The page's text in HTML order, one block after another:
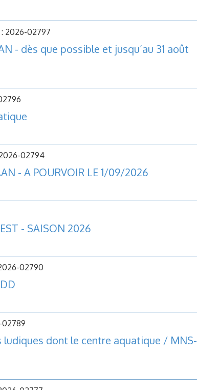
2026-02797
- dès que possible et jusqu’au 31 août
02794
- A POURVOIR LE 1/09/2026
- SAISON 2026
02790
02789
ludiques dont le centre aquatique / MNS-